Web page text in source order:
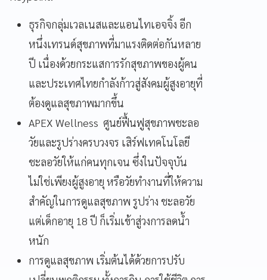
ธุรกิจกลุ่มเวลเนสและแอนไทเอจจิ้ง อีก
หนึ่งเทรนด์สุขภาพที่มาแรงติดต่อกันหลาย
ปี เนื่องด้วยกระแสการรักสุขภาพของผู้คน
และประเทศไทยกำลังก้าวสู่สังคมผู้สูงอายุที่
ต้องดูแลสุขภาพมากขึ้น
APEX Wellness ศูนย์ฟื้นฟูสุขภาพชะลอ
วัยและรูปร่างครบวงจร เสิร์ฟเทคโนโลยี
ชะลอวัยให้แก่คนทุกเจน ซึ่งในปัจจุบัน
ไม่ใช่เพียงผู้สูงอายุ หรือวัยทำงานที่ให้ความ
สำคัญในการดูแลสุขภาพ รูปร่าง ชะลอวัย
แต่เด็กอายุ 18 ปี ก็เริ่มเข้าสู่วงการลดน้ำ
หนัก
การดูแลสุขภาพ เริ่มต้นได้ด้วยการปรับ